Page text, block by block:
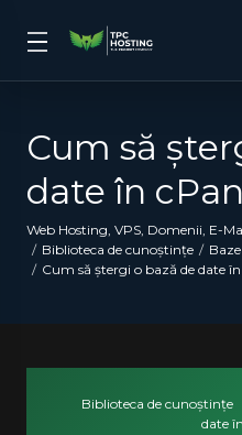
Cum să
date în
Web Hosting, VPS, Domenii, E-
Biblioteca de cunoștințe
Cum să ștergi o bază de date
Biblioteca de cunoștințe
date